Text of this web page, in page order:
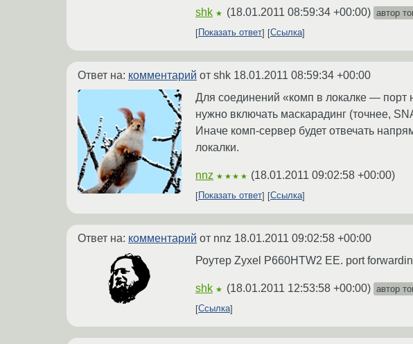
shk ★ (18.01.2011 08:59:34 +00:00) автор
Показать ответ
Ссылка
Ответ на: комментарий от shk 18.01.2011 08:59:34 +00:00
Для соединений «комп в локалке — порт
нужно включать маскарадинг (точнее,
Иначе комп-сервер будет отвечать
локалки.
nnz ★★★★ (18.01.2011 09:02:58 +00:00)
Показать ответ Ссылка
Ответ на: комментарий от nnz 18.01.2011 09:02:58 +00:00
Роутер Zyxel P660HTW2 EE. port
shk ★ (18.01.2011 12:53:58 +00:00) автор
Ссылка